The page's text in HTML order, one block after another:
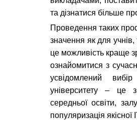
та дізнатися більше
Проведення таких
значення як для учнів,
це можливість краще
ознайомитися з
усвідомлений
університету – це
середньої освіти,
популяризація якісної